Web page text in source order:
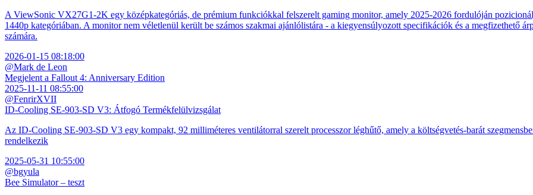
A ViewSonic VX27G1-2K egy középkategóriás, de prémium funkciókkal felszerelt gaming monitor, amely 2025-2026 fordulóján
1440p kategóriában. A monitor nem véletlenül került be számos szakmai ajánlólistára - a kiegyensúlyozott specifikációk és a megfizethető
számára.
2026-01-15 08:18:00
@Mark de Leon
Megjelent a Fallout 4: Anniversary Edition
2025-11-11 08:55:00
@FenrirXVII
ID-Cooling SE-903-SD V3: Átfogó Termékfelülvizsgálat
Az ID-Cooling SE-903-SD V3 egy kompakt, 92 milliméteres ventilátorral szerelt processzor léghűtő, amely a költségvetés-barát
rendelkezik
2025-05-31 10:55:00
@bgyula
Bee Simulator – teszt